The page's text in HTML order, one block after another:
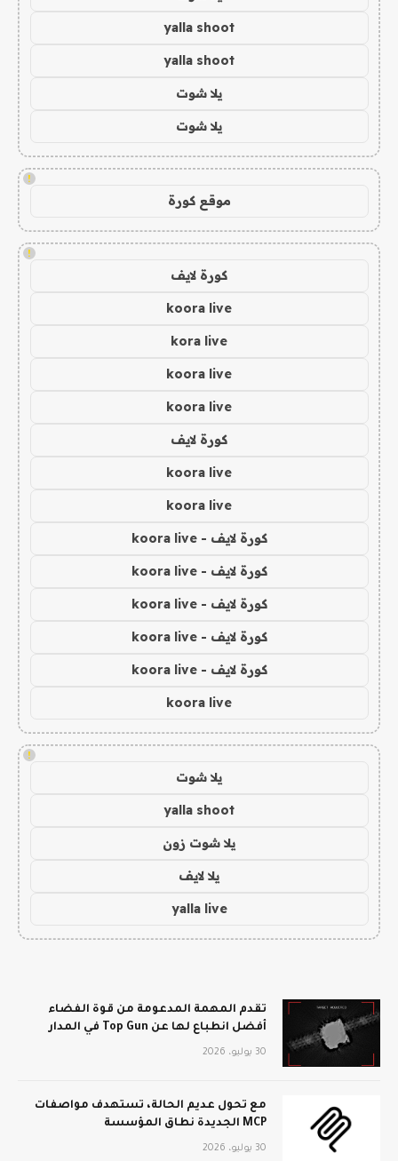
yalla shoot
yalla shoot
يلا شوت
يلا شوت
!
موقع كورة
!
كورة لايف
koora live
kora live
koora live
koora live
كورة لايف
koora live
koora live
كورة لايف - koora live
كورة لايف - koora live
كورة لايف - koora live
كورة لايف - koora live
كورة لايف - koora live
koora live
!
يلا شوت
yalla shoot
يلا شوت زون
يلا لايف
yalla live
تقدم المهمة المدعومة من قوة الفضاء
أفضل انطباع لها عن Top Gun في المدار
30 يوليو، 2026
مع تحول عديم الحالة، تستهدف مواصفات
MCP الجديدة نطاق المؤسسة
30 يوليو، 2026